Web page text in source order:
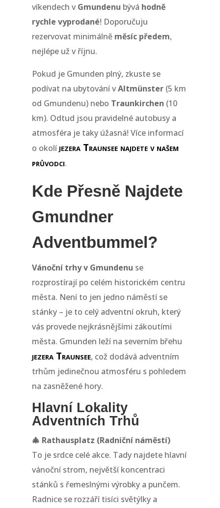
víkendech v Gmundenu bývá hodně
rychle vyprodané! Doporučuju
rezervovat minimálně měsíc předem,
nejlépe už v říjnu.
Pokud je Gmunden plný, zkuste se
podívat na ubytování vAltmünster(5 km
od Gmundenu) nebo Traunkirchen (10
km). Odtud jsou pravidelné autobusy a
atmosféra je taky úžasná! Více informací
o okolíjezera Traunsee najdete v našem
průvodci.
Kde Přesně Najdete
Gmundner
Adventbummel?
Vánoční trhy v Gmundenu se
rozprostírají po celém historickém centru
města. Není to jen jedno náměstí se
stánky – je to celý adventní okruh, který
vás provede nejkrásnějšími zákoutími
města. Gmunden leží na severním břehu
jezera Traunsee, což dodává adventním
trhům jedinečnou atmosféru s pohledem
na zasněžené hory.
Hlavní Lokality
Adventních Trhů
🎄 Rathausplatz (Radniční náměstí)
To je srdce celé akce. Tady najdete hlavní
vánoční strom, největší koncentraci
stánků s řemeslnými výrobky a punčem.
Radnice se rozzáří tisíci světýlky a